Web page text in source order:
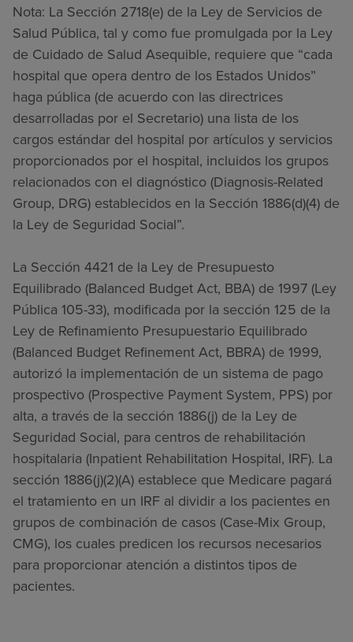
Nota: La Sección 2718(e) de la Ley de Servicios de
Salud Pública, tal y como fue promulgada por la Ley
de Cuidado de Salud Asequible, requiere que “cada
hospital que opera dentro de los Estados Unidos”
haga pública (de acuerdo con las directrices
desarrolladas por el Secretario) una lista de los
cargos estándar del hospital por artículos y servicios
proporcionados por el hospital, incluidos los grupos
relacionados con el diagnóstico (Diagnosis-Related
Group, DRG) establecidos en la Sección 1886(d)(4) de
la Ley de Seguridad Social”.
La Sección 4421 de la Ley de Presupuesto
Equilibrado (Balanced Budget Act, BBA) de 1997 (Ley
Pública 105-33), modificada por la sección 125 de la
Ley de Refinamiento Presupuestario Equilibrado
(Balanced Budget Refinement Act, BBRA) de 1999,
autorizó la implementación de un sistema de pago
prospectivo (Prospective Payment System, PPS) por
alta, a través de la sección 1886(j) de la Ley de
Seguridad Social, para centros de rehabilitación
hospitalaria (Inpatient Rehabilitation Hospital, IRF). La
sección 1886(j)(2)(A) establece que Medicare pagará
el tratamiento en un IRF al dividir a los pacientes en
grupos de combinación de casos (Case-Mix Group,
CMG), los cuales predicen los recursos necesarios
para proporcionar atención a distintos tipos de
pacientes.